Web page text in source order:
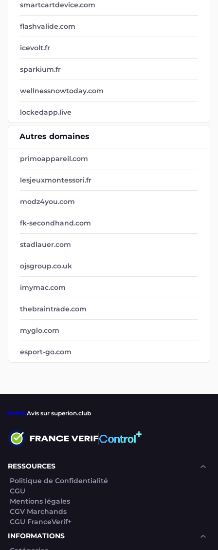
smartcartdevice.com
flashvalide.com
icevolt.fr
sparkium.fr
wellnessnowtoday.com
lockedapp.live
Autres domaines
primoappareil.com
lesjeuxmontessori.fr
modz4you.com
fk-secondhand.com
stadlauer.com
ojsgroup.co.uk
imymac.com
thebraintrade.com
myglo.com
esport-go.com
VerifierAvis sur superion.club
RESSOURCES
Politique de Confidentialité
CGU
Mentions légales
CGV Marchands
CGU FranceVerif+
INFORMATIONS